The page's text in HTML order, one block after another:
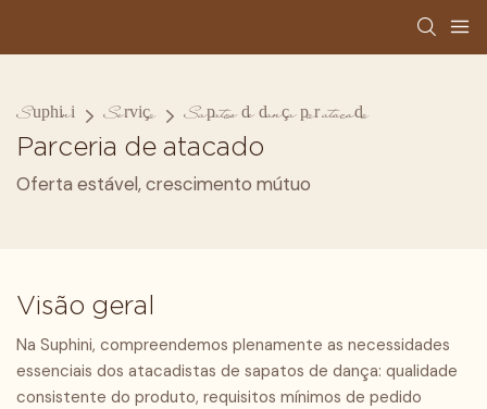
Suphini Serviço Sapatos de dança por atacado
Parceria de atacado
Oferta estável, crescimento mútuo
Visão geral
Na Suphini, compreendemos plenamente as necessidades
essenciais dos atacadistas de sapatos de dança: qualidade
consistente do produto, requisitos mínimos de pedido